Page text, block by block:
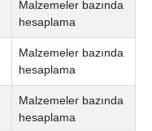
Malzemeler bazında
hesaplama
Malzemeler bazında
hesaplama
Malzemeler bazında
hesaplama